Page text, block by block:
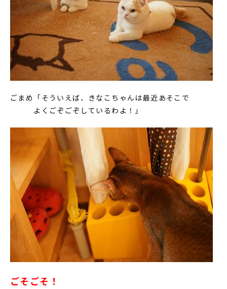
ごまめ「そういえば、きなこちゃんは最近あそこで
よくごぞごぞしているわよ！」
ごそごそ！